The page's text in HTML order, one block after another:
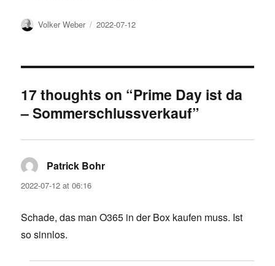
Author
Volker Weber
Posted
2022-07-12
17 thoughts on “Prime Day ist da
– Sommerschlussverkauf”
Patrick Bohr
2022-07-12 at 06:16
Schade, das man O365 in der Box kaufen muss. Ist
so sinnlos.